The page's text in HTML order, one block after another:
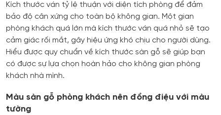
Kích thước ván tỷ lệ thuận với diện tích phòng để đảm
bảo độ cân xứng cho toàn bộ không gian. Một gian
phòng khách quá lớn mà kích thước ván quá nhỏ sẽ tạo
cảm giác rối mắt, gây hiệu ứng khó chịu cho người dùng.
Hiểu được quy chuẩn về kích thước sàn gỗ sẽ giúp bạn
có được sự lựa chọn hoàn hảo cho không gian phòng
khách nhà mình.
Màu sàn gỗ phòng khách nên đồng điệu với màu
tường